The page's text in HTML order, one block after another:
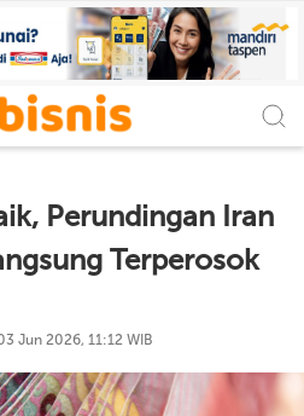
Perundingan Iran
Terperosok
Jun 2026, 11:12 WIB